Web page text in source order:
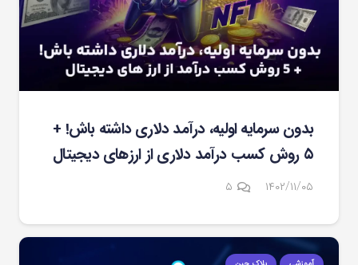
بدون سرمایه اولیه، درآمد دلاری داشته باش! +
۵ روش کسب درآمد دلاری از ارزهای دیجیتال
۱۴۰۲/۱۱/۰۵ ۵دیدگاه